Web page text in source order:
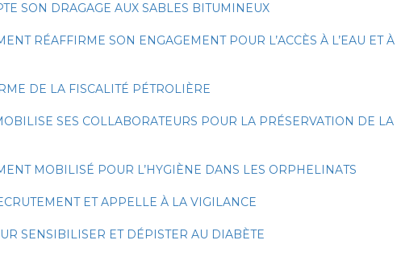
SON DRAGAGE AUX SABLES BITUMINEUX
RÉAFFIRME SON ENGAGEMENT POUR L’ACCÈS À L’EAU ET À
DE LA FISCALITÉ PÉTROLIÈRE
SES COLLABORATEURS POUR LA PRÉSERVATION DE LA
MOBILISÉ POUR L’HYGIÈNE DANS LES ORPHELINATS
ET APPELLE À LA VIGILANCE
SENSIBILISER ET DÉPISTER AU DIABÈTE